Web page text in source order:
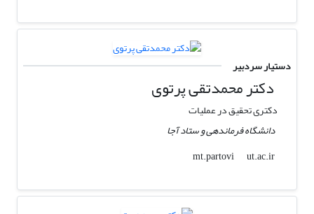
دستیار سردبیر
دکتر محمدتقی پرتوی
دکتری تحقیق در عملیات
دانشگاه فرماندهی و ستاد آجا
mt.partovi
ut.ac.ir